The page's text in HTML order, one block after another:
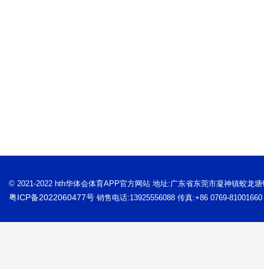
© 2021-2022 hth华体会体育APP官方网站 地址:广东省东莞市凝神镇蛟龙
粤ICP备2022060477号 销售电话:13925556088 传真:+86 0769-81001660